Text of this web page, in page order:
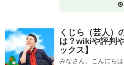
くじら（芸人）
は？wikiや評判
ックス】
みなさん、こんにち